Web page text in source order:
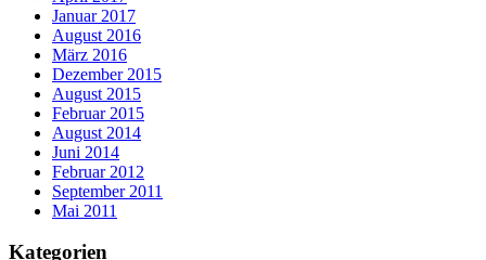
Januar 2017
August 2016
März 2016
Dezember 2015
August 2015
Februar 2015
August 2014
Juni 2014
Februar 2012
September 2011
Mai 2011
Kategorien